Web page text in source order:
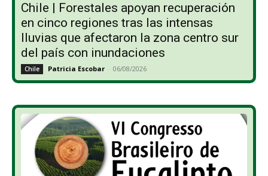
Chile | Forestales apoyan recuperación
en cinco regiones tras las intensas
lluvias que afectaron la zona centro sur
del país con inundaciones
Chile Patricia Escobar - 06/08/2026